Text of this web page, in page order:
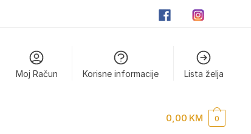
Moj Račun Korisne informacije Lista želja
0,00 KM 0